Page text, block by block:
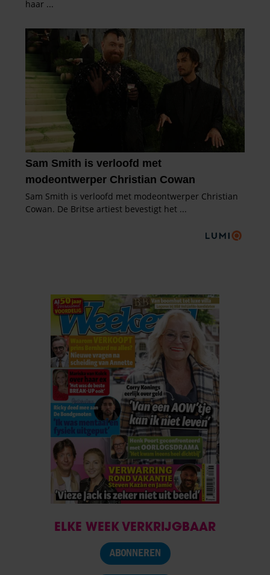
ELKE WEEK VERKRIJGBAAR
ABONNEREN